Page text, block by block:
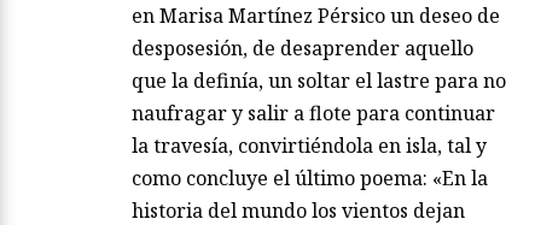
en Marisa Martínez Pérsico un deseo de
desposesión, de desaprender aquello
que la definía, un soltar el lastre para no
naufragar y salir a flote para continuar
la travesía, convirtiéndola en isla, tal y
como concluye el último poema: «En la
historia del mundo los vientos dejan